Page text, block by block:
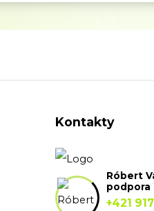
Kontakty
Róbert
podpora
+421